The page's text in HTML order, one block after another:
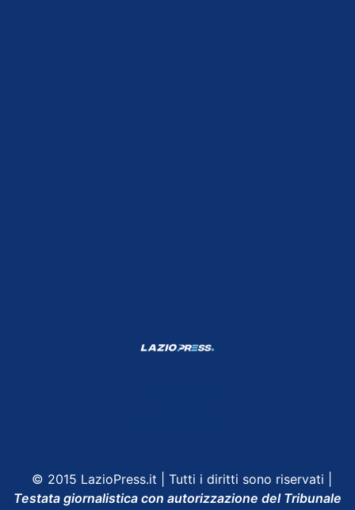
© 2015 LazioPress.it | Tutti i diritti sono riservati |
Testata giornalistica con autorizzazione del Tribunale